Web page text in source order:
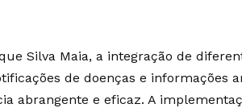
Silva Maia, a integração de
de doenças e informações
abrangente e eficaz. A